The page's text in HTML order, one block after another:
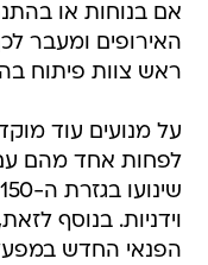
אם בנוחות או
האירופים ומעבר
ראש צוות פיתוח
על מנועים עוד
וידניות. בנוסף
הפנאי החדש במפעל